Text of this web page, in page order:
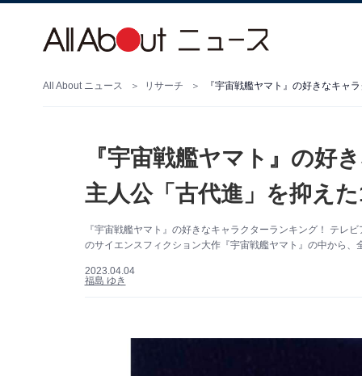
All About ニュース リサーチ 『宇宙戦艦ヤマト』の好きなキャ
『宇宙戦艦ヤマト』の好
主人公「古代進」を抑えた
『宇宙戦艦ヤマト』の好きなキャラクターランキング！ テレ
のサイエンスフィクション大作『宇宙戦艦ヤマト』の中から、
2023.04.04
福島 ゆき